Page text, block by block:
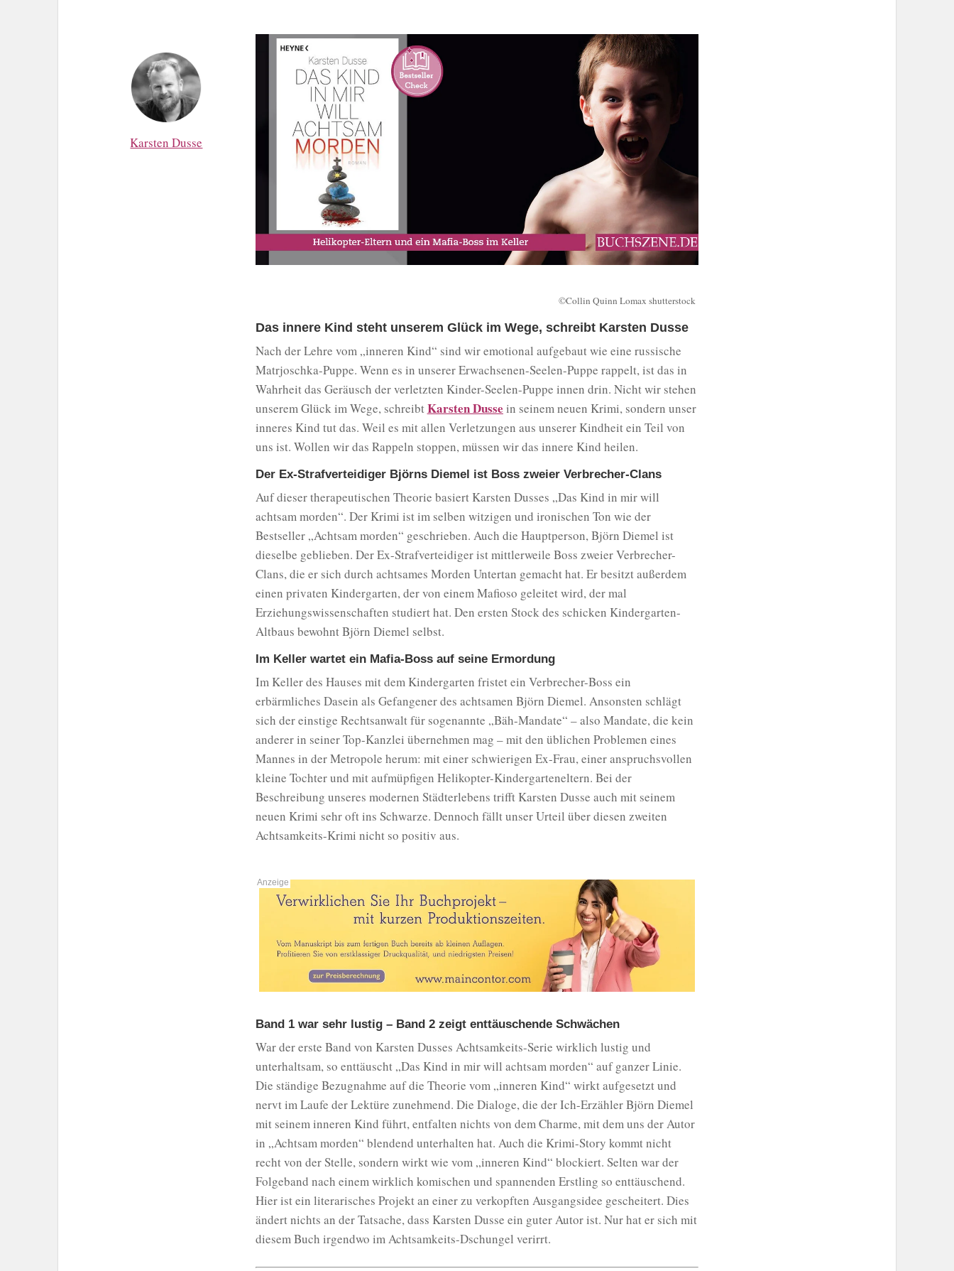
Karsten Dusse
©Collin Quinn Lomax shutterstock
Das innere Kind steht unserem Glück im Wege, schreibt Karsten Dusse
Nach der Lehre vom „inneren Kind“ sind wir emotional aufgebaut wie eine russische
Matrjoschka-Puppe. Wenn es in unserer Erwachsenen-Seelen-Puppe rappelt, ist das in
Wahrheit das Geräusch der verletzten Kinder-Seelen-Puppe innen drin. Nicht wir stehen
unserem Glück im Wege, schreibtKarsten Dusse in seinem neuen Krimi, sondern unser
inneres Kind tut das. Weil es mit allen Verletzungen aus unserer Kindheit ein Teil von
uns ist. Wollen wir das Rappeln stoppen, müssen wir das innere Kind heilen.
Der Ex-Strafverteidiger Björns Diemel ist Boss zweier Verbrecher-Clans
Auf dieser therapeutischen Theorie basiert Karsten Dusses „Das Kind in mir will
achtsam morden“. Der Krimi ist im selben witzigen und ironischen Ton wie der
Bestseller „Achtsam morden“ geschrieben. Auch die Hauptperson, Björn Diemel ist
dieselbe geblieben. Der Ex-Strafverteidiger ist mittlerweile Boss zweier Verbrecher-
Clans, die er sich durch achtsames Morden Untertan gemacht hat. Er besitzt außerdem
einen privaten Kindergarten, der von einem Mafioso geleitet wird, der mal
Erziehungswissenschaften studiert hat. Den ersten Stock des schicken Kindergarten-
Altbaus bewohnt Björn Diemel selbst.
Im Keller wartet ein Mafia-Boss auf seine Ermordung
Im Keller des Hauses mit dem Kindergarten fristet ein Verbrecher-Boss ein
erbärmliches Dasein als Gefangener des achtsamen Björn Diemel. Ansonsten schlägt
sich der einstige Rechtsanwalt für sogenannte „Bäh-Mandate“ – also Mandate, die kein
anderer in seiner Top-Kanzlei übernehmen mag – mit den üblichen Problemen eines
Mannes in der Metropole herum: mit einer schwierigen Ex-Frau, einer anspruchsvollen
kleine Tochter und mit aufmüpfigen Helikopter-Kindergarteneltern. Bei der
Beschreibung unseres modernen Städterlebens trifft Karsten Dusse auch mit seinem
neuen Krimi sehr oft ins Schwarze. Dennoch fällt unser Urteil über diesen zweiten
Achtsamkeits-Krimi nicht so positiv aus.
Band 1 war sehr lustig – Band 2 zeigt enttäuschende Schwächen
War der erste Band von Karsten Dusses Achtsamkeits-Serie wirklich lustig und
unterhaltsam, so enttäuscht „Das Kind in mir will achtsam morden“ auf ganzer Linie.
Die ständige Bezugnahme auf die Theorie vom „inneren Kind“ wirkt aufgesetzt und
nervt im Laufe der Lektüre zunehmend. Die Dialoge, die der Ich-Erzähler Björn Diemel
mit seinem inneren Kind führt, entfalten nichts von dem Charme, mit dem uns der Autor
in „Achtsam morden“ blendend unterhalten hat. Auch die Krimi-Story kommt nicht
recht von der Stelle, sondern wirkt wie vom „inneren Kind“ blockiert. Selten war der
Folgeband nach einem wirklich komischen und spannenden Erstling so enttäuschend.
Hier ist ein literarisches Projekt an einer zu verkopften Ausgangsidee gescheitert. Dies
ändert nichts an der Tatsache, dass Karsten Dusse ein guter Autor ist. Nur hat er sich mit
diesem Buch irgendwo im Achtsamkeits-Dschungel verirrt.